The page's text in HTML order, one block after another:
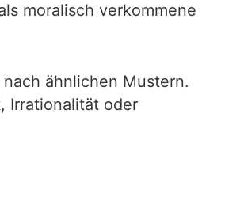
moralisch verkommene
ähnlichen Mustern.
Irrationalität oder